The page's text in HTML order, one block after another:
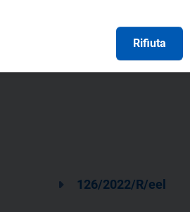
126/2022/R/eel
Rifiuta